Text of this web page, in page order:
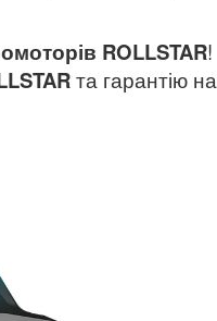
ROLLSTAR!
та гарантію на